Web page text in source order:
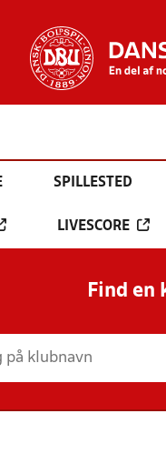
SPILLESTED
LIVESCORE
Find en